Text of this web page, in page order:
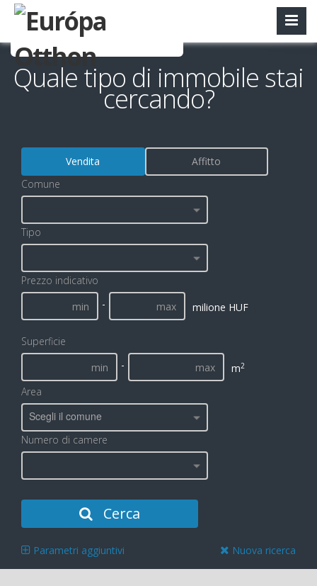
Quale tipo di immobile stai
cercando?
Vendita
Affitto
Comune
Tipo
Prezzo indicativo
-
milione HUF
Superficie
-
m2
Area
Scegli il comune
Numero di camere
Cerca
Parametri aggiuntivi Nuova ricerca